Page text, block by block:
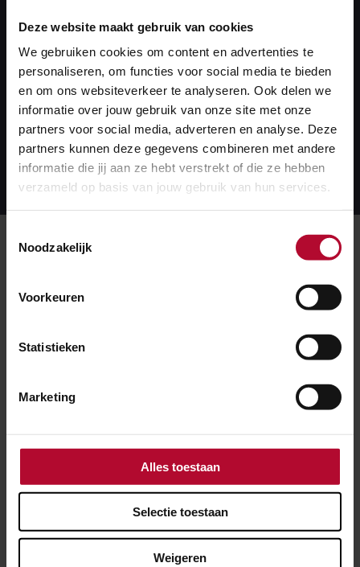
Deze website maakt gebruik van cookies
We gebruiken cookies om content en advertenties te
personaliseren, om functies voor social media te bieden
en om ons websiteverkeer te analyseren. Ook delen we
informatie over jouw gebruik van onze site met onze
partners voor social media, adverteren en analyse. Deze
partners kunnen deze gegevens combineren met andere
informatie die jij aan ze hebt verstrekt of die ze hebben
verzameld op basis van jouw gebruik van hun services.
Noodzakelijk
Voorkeuren
Statistieken
Marketing
Alles toestaan
Selectie toestaan
Weigeren
fietsenstallingen gaat overstappen straks
gemakkelijker en sneller en is Ede klaar voor de
toekomst.
Lees meer over dit project
Lees
meer
over
project
Meer over: